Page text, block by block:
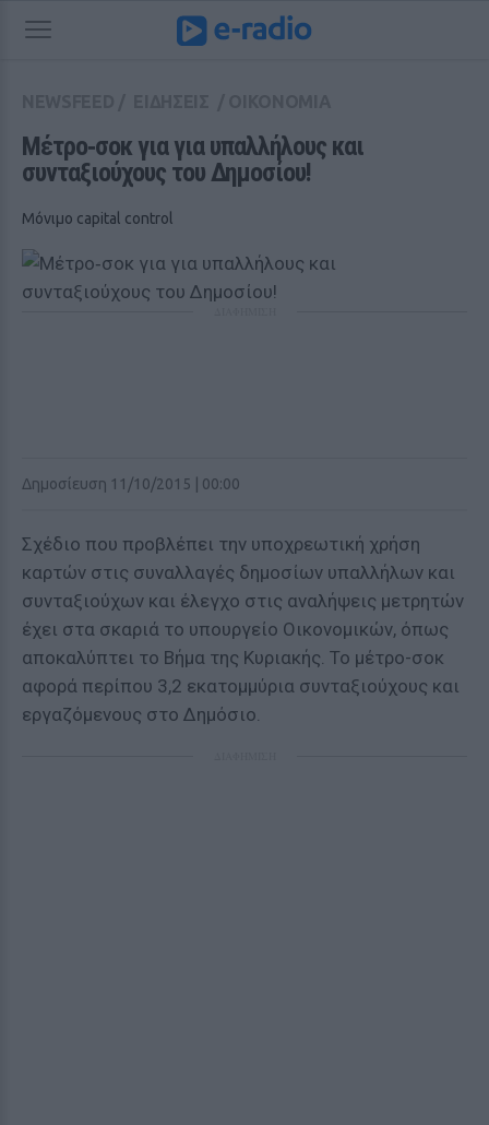
Μέτρο‑σοκ για για υπαλλήλους και
συνταξιούχους του Δημοσίου!
Μόνιμο capital control
Δημοσίευση 11/10/2015 | 00:00
Σχέδιο που προβλέπει την υποχρεωτική χρήση
καρτών στις συναλλαγές δημοσίων υπαλλήλων και
συνταξιούχων και έλεγχο στις αναλήψεις μετρητών
έχει στα σκαριά το υπουργείο Οικονομικών, όπως
αποκαλύπτει το Βήμα της Κυριακής. Το μέτρο-σοκ
αφορά περίπου 3,2 εκατομμύρια συνταξιούχους και
εργαζόμενους στο Δημόσιο.